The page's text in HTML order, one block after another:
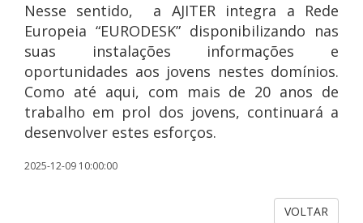
Nesse sentido, a AJITER integra a Rede
Europeia “EURODESK” disponibilizando nas
suas instalações informações e
oportunidades aos jovens nestes domínios.
Como até aqui, com mais de 20 anos de
trabalho em prol dos jovens, continuará a
desenvolver estes esforços.
2025-12-09 10:00:00
VOLTAR